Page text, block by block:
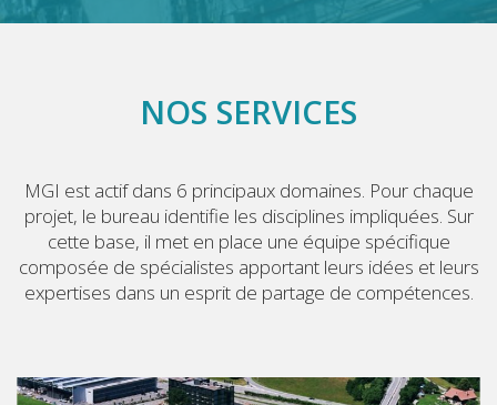
NOS SERVICES
MGI est actif dans 6 principaux domaines. Pour chaque
projet, le bureau identifie les disciplines impliquées. Sur
cette base, il met en place une équipe spécifique
composée de spécialistes apportant leurs idées et leurs
expertises dans un esprit de partage de compétences.